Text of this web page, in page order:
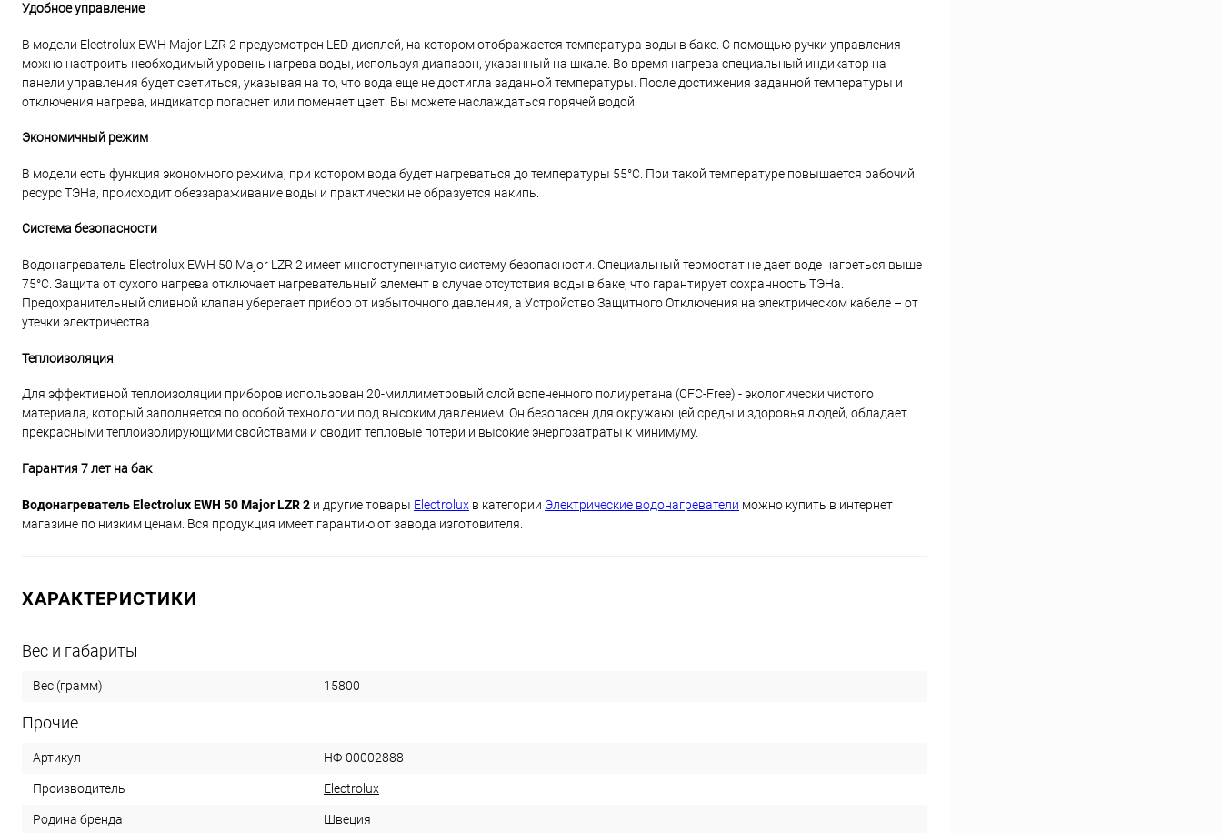
Удобное управление
В модели Electrolux EWH Major LZR 2 предусмотрен LED-дисплей, на котором отображается температура воды в баке. С помощью ручки управления
можно настроить необходимый уровень нагрева воды, используя диапазон, указанный на шкале. Во время нагрева специальный индикатор на
панели управления будет светиться, указывая на то, что вода еще не достигла заданной температуры. После достижения заданной температуры и
отключения нагрева, индикатор погаснет или поменяет цвет. Вы можете наслаждаться горячей водой.
Экономичный режим
В модели есть функция экономного режима, при котором вода будет нагреваться до температуры 55°С. При такой температуре повышается рабочий
ресурс ТЭНа, происходит обеззараживание воды и практически не образуется накипь.
Система безопасности
Водонагреватель Electrolux EWH 50 Major LZR 2 имеет многоступенчатую систему безопасности. Специальный термостат не дает воде нагреться выше
75°C. Защита от сухого нагрева отключает нагревательный элемент в случае отсутствия воды в баке, что гарантирует сохранность ТЭНа.
Предохранительный сливной клапан уберегает прибор от избыточного давления, а Устройство Защитного Отключения на электрическом кабеле – от
утечки электричества.
Теплоизоляция
Для эффективной теплоизоляции приборов использован 20-миллиметровый слой вспененного полиуретана (CFC-Free) - экологически чистого
материала, который заполняется по особой технологии под высоким давлением. Он безопасен для окружающей среды и здоровья людей, обладает
прекрасными теплоизолирующими свойствами и сводит тепловые потери и высокие энергозатраты к минимуму.
Гарантия 7 лет на бак
Водонагреватель Electrolux EWH 50 Major LZR 2 и другие товары Electrolux в категории Электрические водонагреватели можно купить в интернет
магазине по низким ценам. Вся продукция имеет гарантию от завода изготовителя.
ХАРАКТЕРИСТИКИ
Вес и габариты
Вес (грамм) 15800
Прочие
Артикул НФ-00002888
Производитель Electrolux
Родина бренда Швеция